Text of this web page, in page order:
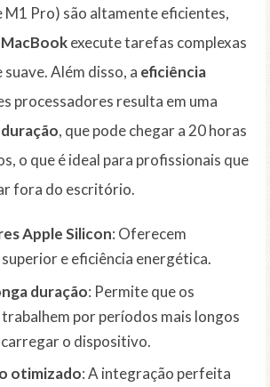
M1 Pro) são altamente eficientes,
MacBookexecute tarefas complexas
Além disso, a eficiência
processadores resulta em uma
, que pode chegar a 20 horas
o que é ideal para profissionais que
fora do escritório.
Apple Silicon: Oferecem
e eficiência energética.
duração: Permite que os
por períodos mais longos
o dispositivo.
otimizado: A integração perfeita